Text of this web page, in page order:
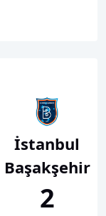
İstanbul
Başakşehir
2